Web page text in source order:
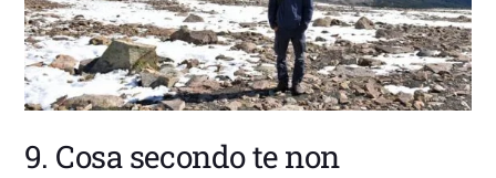
9. Cosa secondo te non